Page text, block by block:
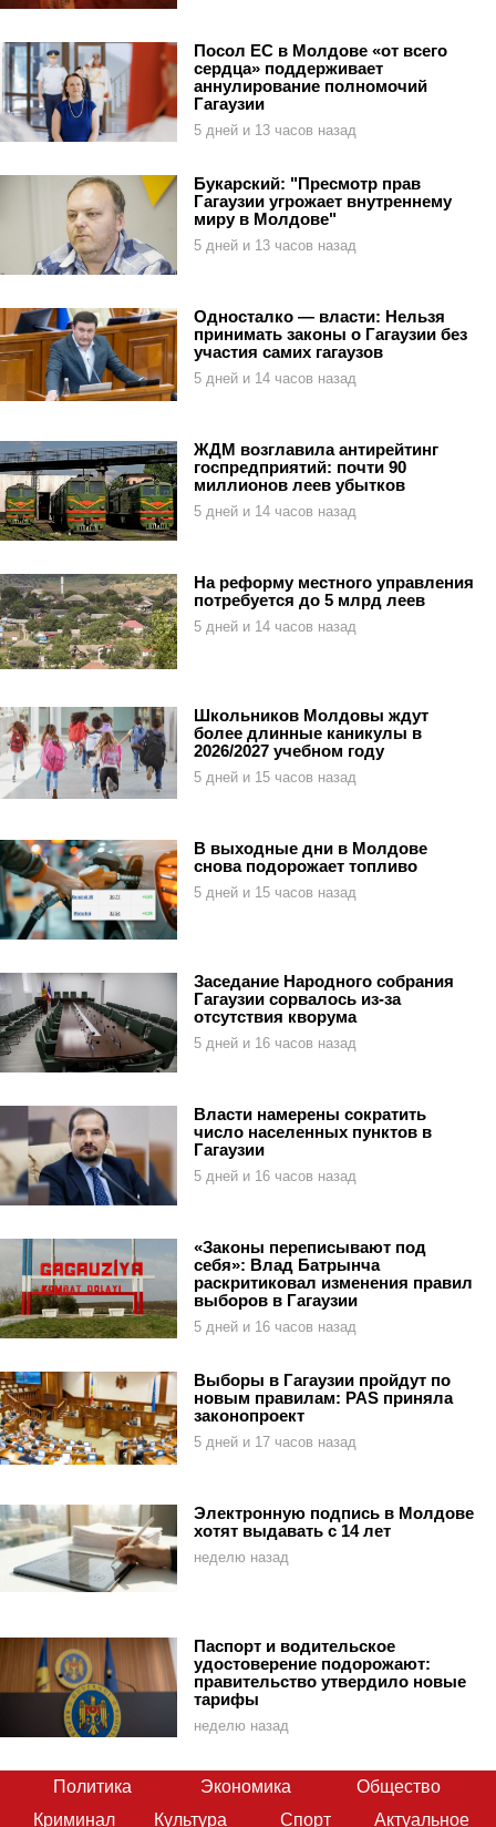
Посол ЕС в Молдове «от всего
сердца» поддерживает
аннулирование полномочий
Гагаузии
5 дней и 13 часов назад
Букарский: "Пресмотр прав
Гагаузии угрожает внутреннему
миру в Молдове"
5 дней и 13 часов назад
Односталко — власти: Нельзя
принимать законы о Гагаузии без
участия самих гагаузов
5 дней и 14 часов назад
ЖДМ возглавила антирейтинг
госпредприятий: почти 90
миллионов леев убытков
5 дней и 14 часов назад
На реформу местного управления
потребуется до 5 млрд леев
5 дней и 14 часов назад
Школьников Молдовы ждут
более длинные каникулы в
2026/2027 учебном году
5 дней и 15 часов назад
В выходные дни в Молдове
снова подорожает топливо
5 дней и 15 часов назад
Заседание Народного собрания
Гагаузии сорвалось из-за
отсутствия кворума
5 дней и 16 часов назад
Власти намерены сократить
число населенных пунктов в
Гагаузии
5 дней и 16 часов назад
«Законы переписывают под
себя»: Влад Батрынча
раскритиковал изменения правил
выборов в Гагаузии
5 дней и 16 часов назад
Выборы в Гагаузии пройдут по
новым правилам: PAS приняла
законопроект
5 дней и 17 часов назад
Электронную подпись в Молдове
хотят выдавать с 14 лет
неделю назад
Паспорт и водительское
удостоверение подорожают:
правительство утвердило новые
тарифы
неделю назад
Политика Экономика
Общество
Криминал
Культура Спорт Актуальное